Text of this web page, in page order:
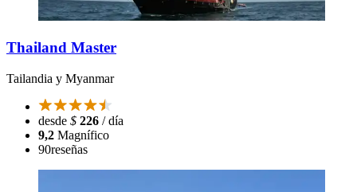
Thailand Master
Tailandia y Myanmar
desde $ 226 / día
9,2 Magnífico
90reseñas